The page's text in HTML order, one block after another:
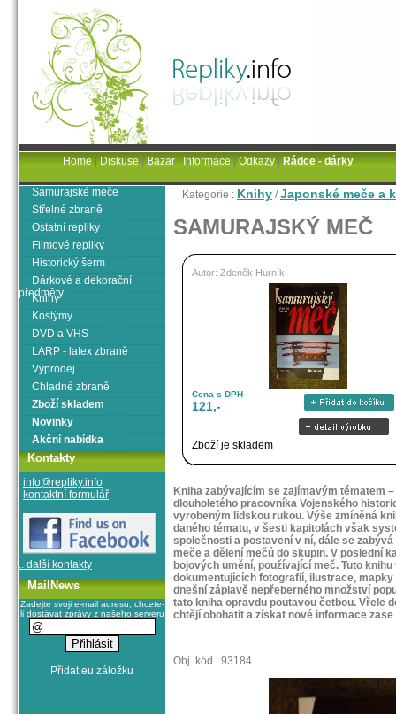
Kategorie : Knihy /Japonské meče a
SAMURAJSKÝ MEČ
Autor: Zdeněk Hurník
Cena s DPH
121,-
Zboží je skladem
Kniha zabývajícím se zajímavým tématem
dlouholetého pracovníka Vojenského
vyrobeným lidskou rukou. Výše zmíněná
daného tématu, v šesti kapitolách však
společnosti a postavení v ní, dále se
meče a dělení mečů do skupin. V poslední
bojových umění, používající meč. Tuto
dokumentujících fotografií, ilustrace,
dnešní záplavě nepřeberného množství
tato kniha opravdu poutavou četbou. Vřele
chtějí obohatit a získat nové informace
Obj. kód : 93184
Samurajské meče
Střelné zbraně
Ostatní repliky
Filmové repliky
Historický šerm
Dárkové a dekorační
předměty
Knihy
Kostýmy
DVD a VHS
LARP - latex zbraně
Výprodej
Chladné zbraně
Zboží skladem
Novinky
Akční nabídka
Kontakty
info@repliky.info
kontaktní formulář
.. další kontakty
MailNews
Zadejte svoji e-mail adresu, chcete-
li dostávat zprávy z našeho serveru
Home|Diskuse|Bazar|Informace|Odkazy|Rádce - dárky